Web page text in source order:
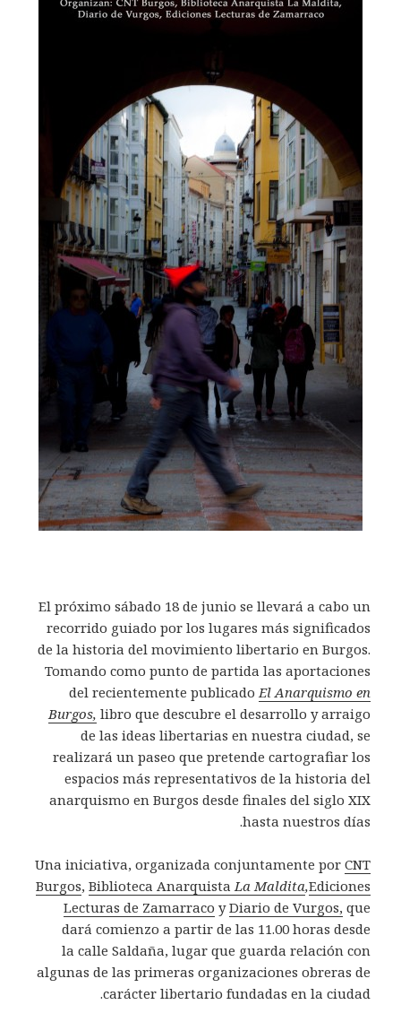
El próximo sábado 18 de junio se llevará a cabo un
recorrido guiado por los lugares más significados
de la historia del movimiento libertario en Burgos.
Tomando como punto de partida las aportaciones
del recientemente publicado El Anarquismo en
Burgos, libro que descubre el desarrollo y arraigo
de las ideas libertarias en nuestra ciudad, se
realizará un paseo que pretende cartografiar los
espacios más representativos de la historia del
anarquismo en Burgos desde finales del siglo XIX
hasta nuestros días.
Una iniciativa, organizada conjuntamente por CNT
Burgos, Biblioteca Anarquista La Maldita,Ediciones
Lecturas de Zamarraco yDiario de Vurgos, que
dará comienzo a partir de las 11.00 horas desde
la calle Saldaña, lugar que guarda relación con
algunas de las primeras organizaciones obreras de
carácter libertario fundadas en la ciudad.